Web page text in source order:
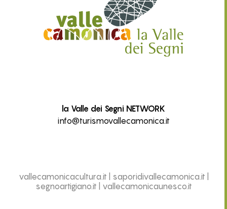
la Valle dei Segni NETWORK
info@turismovallecamonica.it
vallecamonicacultura.it saporidivallecamonica.it
segnoartigiano.it
vallecamonicaunesco.it